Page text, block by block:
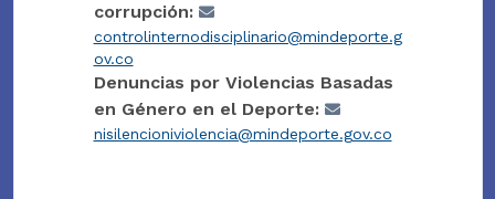
corrupción:
controlinternodisciplinario@mindeporte.g
ov.co
Denuncias por Violencias Basadas
en Género en el Deporte:
nisilencioniviolencia@mindeporte.gov.co